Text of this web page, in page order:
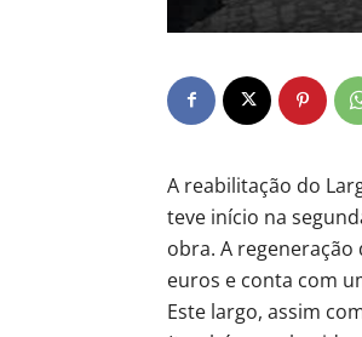
A reabilitação do
teve início na
obra. A
euros e conta com
Este largo, assim